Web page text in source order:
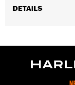
DETAILS
Zwei-Wege-